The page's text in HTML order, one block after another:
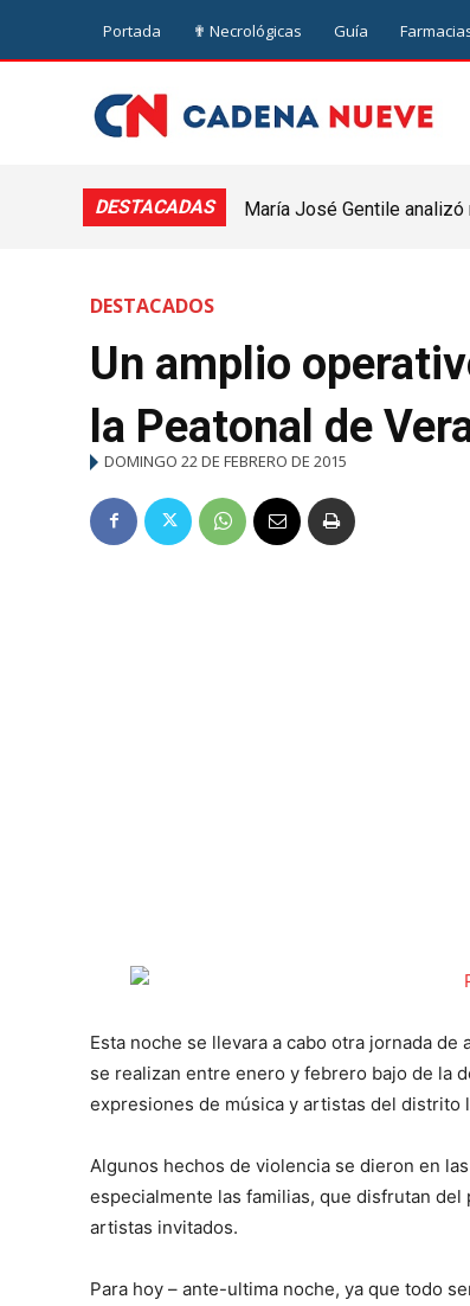
Portada ✟ Necrológicas Guía
DESTACADAS
María José Gentile
DESTACADOS
Un amplio
la Peatonal de
DOMINGO 22 DE FEBRERO DE 2015
Esta noche se llevara a cabo otra jornada
se realizan entre enero y febrero bajo de la
expresiones de música y artistas del distrito
Algunos hechos de violencia se dieron en
especialmente las familias, que disfrutan
artistas invitados.
Para hoy – ante-ultima noche, ya que todo